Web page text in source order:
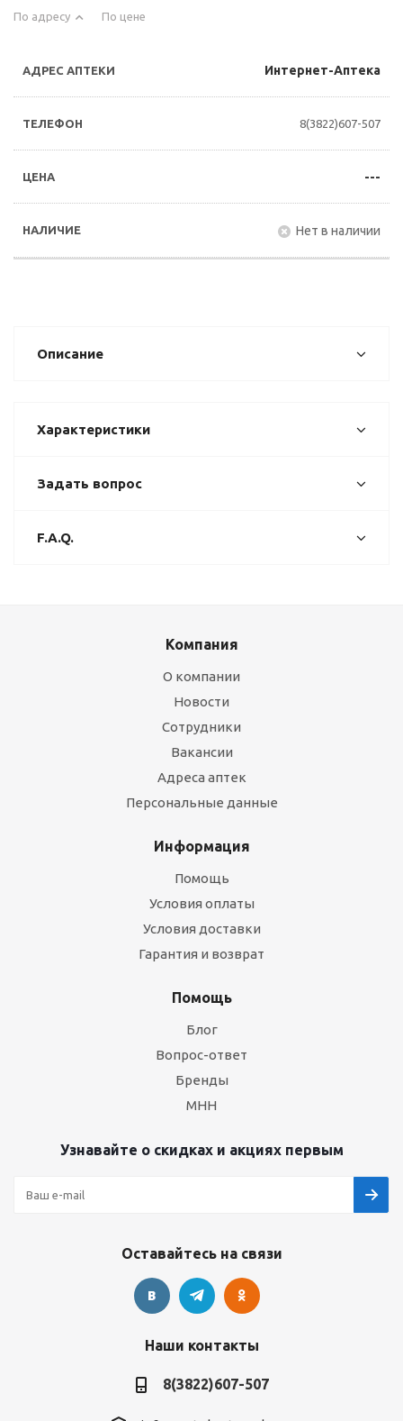
По адресу По цене
Интернет-Аптека
8(3822)607-507
---
Нет в наличии
Описание
Характеристики
Задать вопрос
F.A.Q.
Компания
О компании
Новости
Сотрудники
Вакансии
Адреса аптек
Персональные данные
Информация
Помощь
Условия оплаты
Условия доставки
Гарантия и возврат
Помощь
Блог
Вопрос-ответ
Бренды
МНН
Узнавайте о скидках и акциях первым
Оставайтесь на связи
Наши контакты
8(3822)607-507